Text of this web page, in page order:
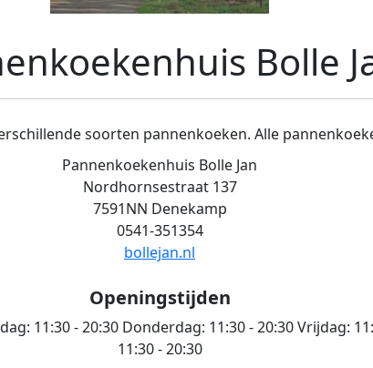
Bolle
soorten pannenkoeken. Alle
Pannenkoekenhuis Bolle Jan
Nordhornsestraat 137
7591NN Denekamp
0541-351354
bollejan.nl
Openingstijden
11:30 - 20:30Donderdag: 11:30 - 20:30Vrijdag:
11:30 - 20:30